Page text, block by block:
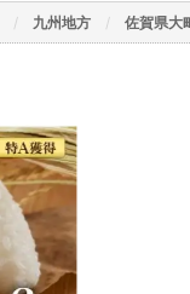
九州地方 佐賀県大